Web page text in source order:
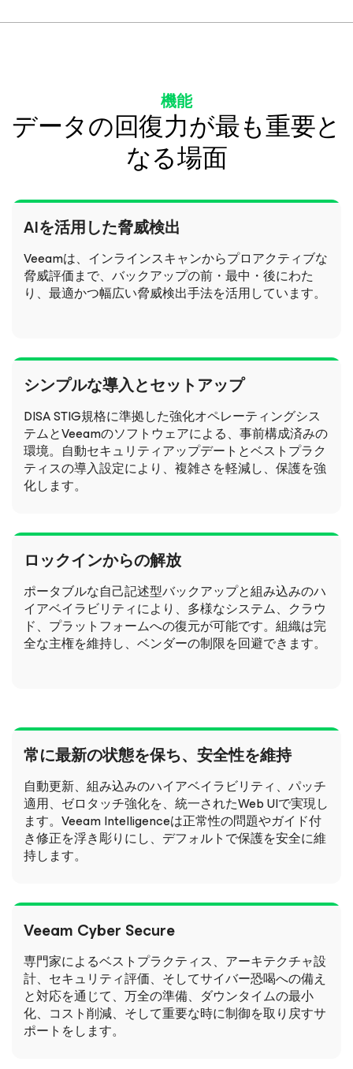
機能
データの回復力が最も重要と
なる場面
AIを活用した脅威検出
Veeamは、インラインスキャンからプロアクティブな
脅威評価まで、バックアップの前・最中・後にわた
り、最適かつ幅広い脅威検出手法を活用しています。
シンプルな導入とセットアップ
DISA STIG規格に準拠した強化オペレーティングシス
テムとVeeamのソフトウェアによる、事前構成済みの
環境。自動セキュリティアップデートとベストプラク
ティスの導入設定により、複雑さを軽減し、保護を強
化します。
ロックインからの解放
ポータブルな自己記述型バックアップと組み込みのハ
イアベイラビリティにより、多様なシステム、クラウ
ド、プラットフォームへの復元が可能です。組織は完
全な主権を維持し、ベンダーの制限を回避できます。
常に最新の状態を保ち、安全性を維持
自動更新、組み込みのハイアベイラビリティ、パッチ
適用、ゼロタッチ強化を、統一されたWeb UIで実現し
ます。Veeam Intelligenceは正常性の問題やガイド付
き修正を浮き彫りにし、デフォルトで保護を安全に維
持します。
Veeam Cyber Secure
専門家によるベストプラクティス、アーキテクチャ設
計、セキュリティ評価、そしてサイバー恐喝への備え
と対応を通じて、万全の準備、ダウンタイムの最小
化、コスト削減、そして重要な時に制御を取り戻すサ
ポートをします。